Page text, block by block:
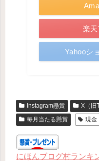
楽
Yahooシ
Instagram懸賞 X（旧
毎月当たる懸賞
現金
にほんブログ村ランキ